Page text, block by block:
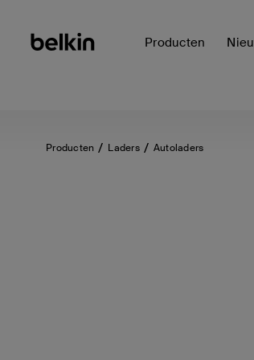
Producten
Producten Laders Autoladers